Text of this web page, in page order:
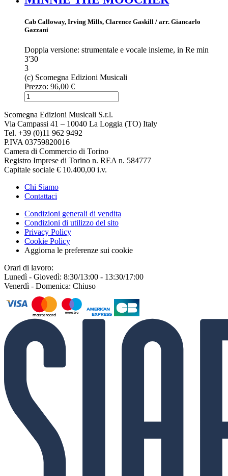
Cab Calloway, Irving Mills, Clarence Gaskill / arr. Giancarlo
Gazzani
Doppia versione: strumentale e vocale insieme, in Re min
3'30
3
(c) Scomegna Edizioni Musicali
Prezzo: 96,00 €
Scomegna Edizioni Musicali S.r.l.
Via Campassi 41 – 10040 La Loggia (TO) Italy
Tel. +39 (0)11 962 9492
P.IVA 03759820016
Camera di Commercio di Torino
Registro Imprese di Torino n. REA n. 584777
Capitale sociale € 10.400,00 i.v.
Chi Siamo
Contattaci
Condizioni generali di vendita
Condizioni di utilizzo del sito
Privacy Policy
Cookie Policy
Aggiorna le preferenze sui cookie
Orari di lavoro:
Lunedì - Giovedì: 8:30/13:00 - 13:30/17:00
Venerdì - Domenica: Chiuso